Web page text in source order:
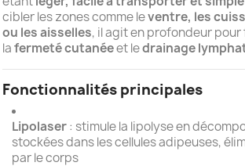
cibler les zones comme leventre, les
ou les aisselles, il agit en profondeur pour
lafermeté cutanéeet ledrainage
Fonctionnalités principales
Lipolaser: stimule la lipolyse en
stockées dans les cellules adipeuses,
par le corps